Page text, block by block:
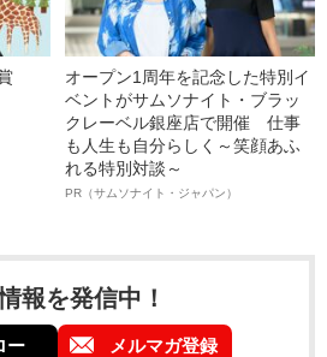
オープン1周年を記念した特別イ
ベントがサムソナイト・ブラッ
クレーベル銀座店で開催 仕事
も人生も自分らしく～笑顔あふ
れる特別対談～
PR（サムソナイト・ジャパン）
報を発信中！
ー メルマガ登録